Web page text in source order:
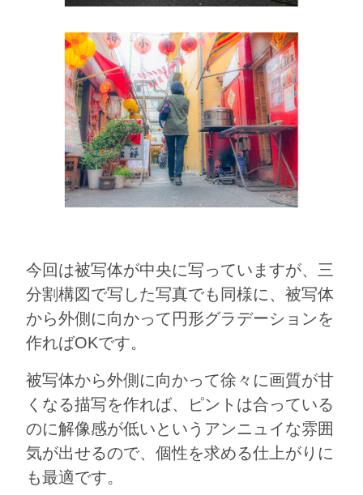
今回は被写体が中央に写っていますが、三
分割構図で写した写真でも同様に、被写体
から外側に向かって円形グラデーションを
作ればOKです。
被写体から外側に向かって徐々に画質が甘
くなる描写を作れば、ピントは合っている
のに解像感が低いというアンニュイな雰囲
気が出せるので、個性を求める仕上がりに
も最適です。